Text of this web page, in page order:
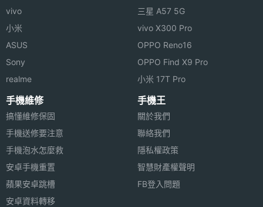
第二主
相機等
效焦距
第三主
相機畫
素
第三主
相機感
光元件
第三主
相機光
vivo
小米
ASUS
Sony
realme
三星 A57 5G
vivo X300 Pro
OPPO Reno16
OPPO Find X9 Pro
小米 17T Pro
手機維修
搞懂維修保固
手機送修要注意
手機泡水怎麼救
安卓手機重置
蘋果安卓跳槽
安卓資料轉移
手機王
關於我們
聯絡我們
隱私權政策
智慧財產權聲明
FB登入問題